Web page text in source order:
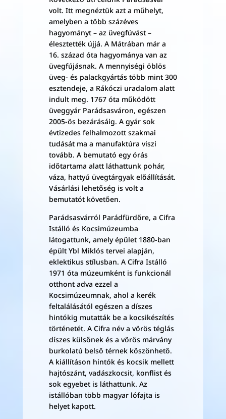
volt. Itt megnéztük azt a műhelyt,
amelyben a több százéves
hagyományt – az üvegfúvást –
élesztették újjá. A Mátrában már a
16. század óta hagyománya van az
üvegfújásnak. A mennyiségi öblös
üveg- és palackgyártás több mint 300
esztendeje, a Rákóczi uradalom alatt
indult meg. 1767 óta működött
üveggyár Parádsasváron, egészen
2005-ös bezárásáig. A gyár sok
évtizedes felhalmozott szakmai
tudását ma a manufaktúra viszi
tovább. A bemutató egy órás
időtartama alatt láthattunk pohár,
váza, hattyú üvegtárgyak előállítását.
Vásárlási lehetőség is volt a
bemutatót követően.
Parádsasvárról Parádfürdőre, a Cifra
Istálló és Kocsimúzeumba
látogattunk, amely épület 1880-ban
épült Ybl Miklós tervei alapján,
eklektikus stílusban. A Cifra Istálló
1971 óta múzeumként is funkcionál
otthont adva ezzel a
Kocsimúzeumnak, ahol a kerék
feltalálásától egészen a díszes
hintókig mutatták be a kocsikészítés
történetét. A Cifra név a vörös téglás
díszes külsőnek és a vörös márvány
burkolatú belső térnek köszönhető.
A kiállításon hintók és kocsik mellett
hajtószánt, vadászkocsit, konflist és
sok egyebet is láthattunk. Az
istállóban több magyar lófajta is
helyet kapott.